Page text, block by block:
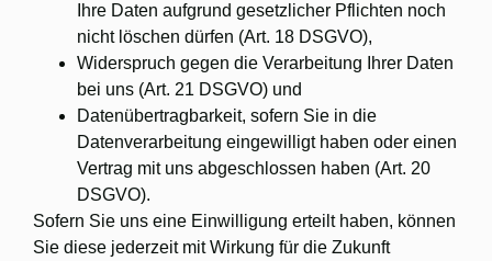
Ihre Daten aufgrund gesetzlicher Pflichten noch
nicht löschen dürfen (Art. 18 DSGVO),
Widerspruch gegen die Verarbeitung Ihrer Daten
bei uns (Art. 21 DSGVO) und
Datenübertragbarkeit, sofern Sie in die
Datenverarbeitung eingewilligt haben oder einen
Vertrag mit uns abgeschlossen haben (Art. 20
DSGVO).
Sofern Sie uns eine Einwilligung erteilt haben, können
Sie diese jederzeit mit Wirkung für die Zukunft